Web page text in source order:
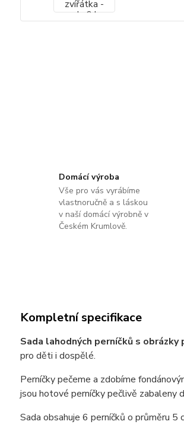
Domácí výroba
Vše pro vás vyrábíme
vlastnoručně a s láskou
v naší domácí výrobně v
Českém Krumlově.
Kompletní specifikace
Sada lahodných perníčků s obrázky
pro děti i dospělé.
Perníčky pečeme a zdobíme
jsou hotové perníčky pečlivě zabaleny
Sada obsahuje 6 perníčků o průměru 5